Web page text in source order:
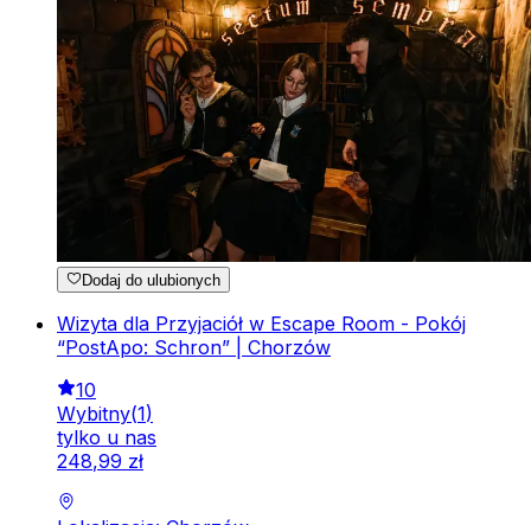
Dodaj do ulubionych
Wizyta dla Przyjaciół w Escape Room - Pokój
“PostApo: Schron” | Chorzów
10
Wybitny(1)
tylko u nas
248,99 zł